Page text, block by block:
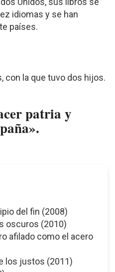
idiomas y se han
países.
con la que tuvo dos hijos.
patria y
del fin (2008)
oscuros (2010)
afilado como el acero
los justos (2011)